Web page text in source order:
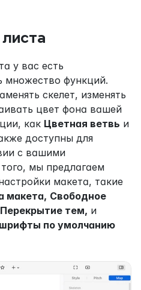
у вас есть
множество функций.
скелет, изменять
цвет фона вашей
как Цветная ветвь
доступны для
с вашими
мы предлагаем
макета, такие
макета, Свободное
тем, и
шрифты по умолчанию